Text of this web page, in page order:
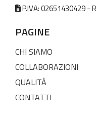
P.IVA: 02651430429 -
PAGINE
CHI SIAMO
COLLABORAZIONI
QUALITÀ
CONTATTI